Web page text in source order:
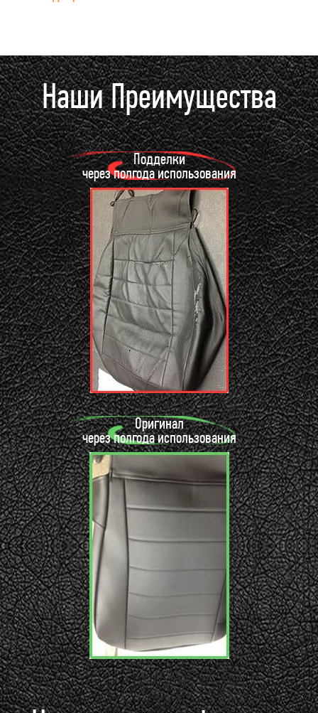
Наши Преимущества
Подделки
через полгода использования
Оригинал
через полгода использования